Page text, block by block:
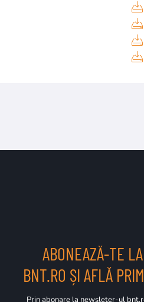
ABONEAZĂ-TE
BNT.RO ȘI AFLĂ
Prin abonare la newsleter-ul